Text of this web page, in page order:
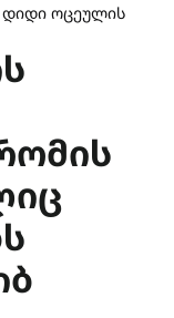
დიდი ოცეულის